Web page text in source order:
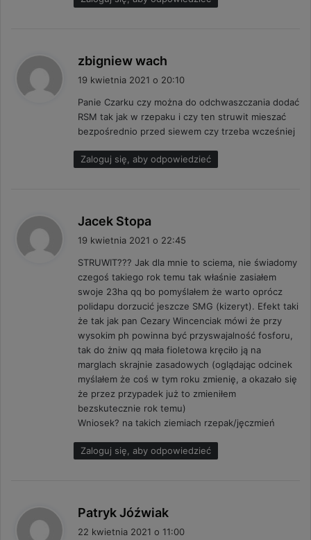
zbigniew wach
i
z
e
:
19 kwietnia 2021 o 20:10
Panie Czarku czy można do odchwaszczania dodać
RSM tak jak w rzepaku i czy ten struwit mieszać
bezpośrednio przed siewem czy trzeba wcześniej
Zaloguj się, aby odpowiedzieć
Jacek Stopa
z
e
:
19 kwietnia 2021 o 22:45
STRUWIT??? Jak dla mnie to sciema, nie świadomy
czegoś takiego rok temu tak właśnie zasiałem
swoje 23ha qq bo pomyślałem że warto oprócz
polidapu dorzucić jeszcze SMG (kizeryt). Efekt taki
że tak jak pan Cezary Wincenciak mówi że przy
wysokim ph powinna być przyswajalność fosforu,
tak do żniw qq mała fioletowa kręciło ją na
marglach skrajnie zasadowych (oglądając odcinek
myślałem że coś w tym roku zmienię, a okazało się
że przez przypadek już to zmieniłem
bezskutecznie rok temu)
Wniosek? na takich ziemiach rzepak/jęczmień
Zaloguj się, aby odpowiedzieć
Patryk Jóźwiak
i
22 kwietnia 2021 o 11:00